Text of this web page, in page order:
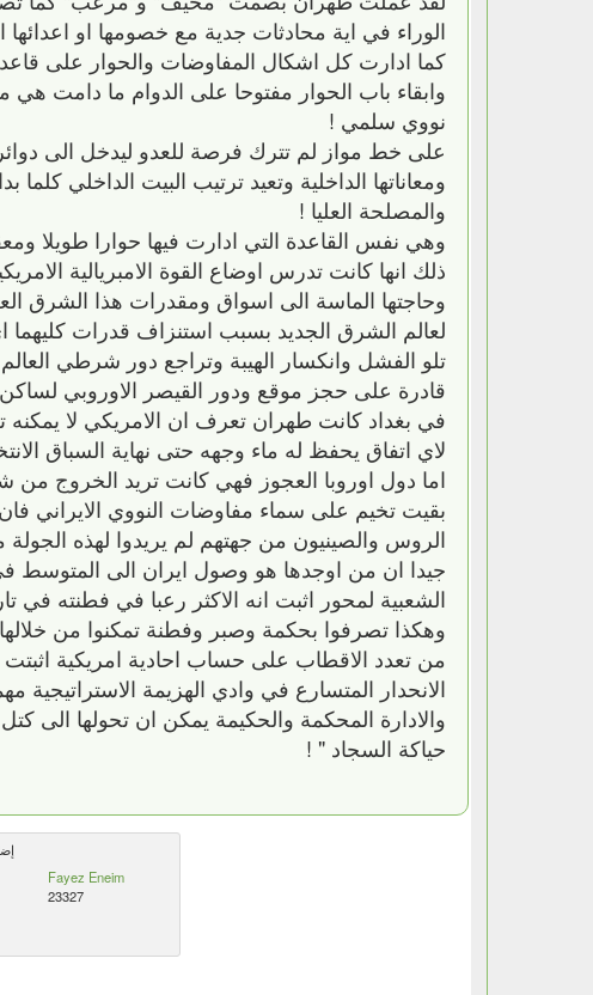
الوراء في اية محادثات جدية مع خصومها او اعدائها
كما ادارت كل اشكال المفاوضات والحوار على
وابقاء باب الحوار مفتوحا على الدوام ما دامت
نووي سلمي !
على خط مواز لم تترك فرصة للعدو ليدخل الى
ومعاناتها الداخلية وتعيد ترتيب البيت الداخلي
والمصلحة العليا !
وهي نفس القاعدة التي ادارت فيها حوارا طويلا
ذلك انها كانت تدرس اوضاع القوة الامبريالية
وحاجتها الماسة الى اسواق ومقدرات هذا الشرق
لعالم الشرق الجديد بسبب استنزاف قدرات كليهما
تلو الفشل وانكسار الهيبة وتراجع دور شرطي العالم
قادرة على حجز موقع ودور القيصر الاوروبي
في بغداد كانت طهران تعرف ان الامريكي لا يمكنه
لاي اتفاق يحفظ له ماء وجهه حتى نهاية السباق
اما دول اوروبا العجوز فهي كانت تريد الخروج
بقيت تخيم على سماء مفاوضات النووي الايراني
الروس والصينيون من جهتهم لم يريدوا لهذه
جيدا ان من اوجدها هو وصول ايران الى المتوسط
الشعبية لمحور اثبت انه الاكثر رعبا في فطنته في
وهكذا تصرفوا بحكمة وصبر وفطنة تمكنوا من
من تعدد الاقطاب على حساب احادية امريكية
الانحدار المتسارع في وادي الهزيمة
والادارة المحكمة والحكيمة يمكن ان تحولها الى
حياكة السجاد " !
Fayez Eneim
23327